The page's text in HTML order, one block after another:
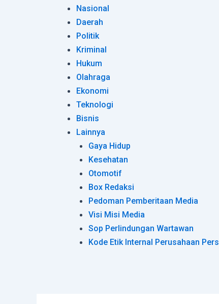
Nasional
Daerah
Politik
Kriminal
Hukum
Olahraga
Ekonomi
Teknologi
Bisnis
Lainnya
Gaya Hidup
Kesehatan
Otomotif
Box Redaksi
Pedoman Pemberitaan Media
Visi Misi Media
Sop Perlindungan Wartawan
Kode Etik Internal Perusahaan Pers